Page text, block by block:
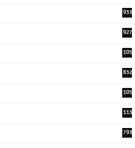
933
927
105
832
105
113
793